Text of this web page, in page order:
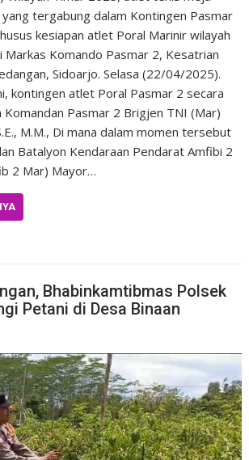
tergabung dalam Kontingen Pasmar
kesiapan atlet Poral Marinir wilayah
Komando Pasmar 2, Kesatrian
Sidoarjo. Selasa (22/04/2025).
kontingen atlet Poral Pasmar 2 secara
Pasmar 2 Brigjen TNI (Mar)
M.M., Di mana dalam momen tersebut
Batalyon Kendaraan Pendarat Amfibi 2
2 Mar) Mayor…
Bhabinkamtibmas Polsek
Petani di Desa Binaan